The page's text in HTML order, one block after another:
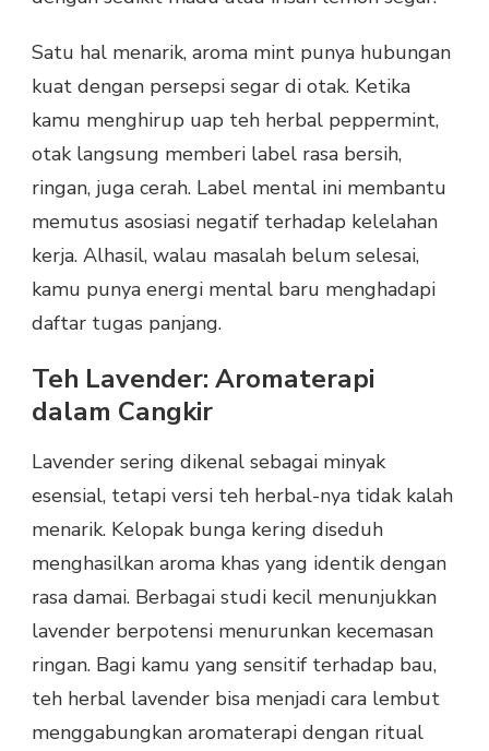
Satu hal menarik, aroma mint punya hubungan
kuat dengan persepsi segar di otak. Ketika
kamu menghirup uap teh herbal peppermint,
otak langsung memberi label rasa bersih,
ringan, juga cerah. Label mental ini membantu
memutus asosiasi negatif terhadap kelelahan
kerja. Alhasil, walau masalah belum selesai,
kamu punya energi mental baru menghadapi
daftar tugas panjang.
Teh Lavender: Aromaterapi
dalam Cangkir
Lavender sering dikenal sebagai minyak
esensial, tetapi versi teh herbal-nya tidak kalah
menarik. Kelopak bunga kering diseduh
menghasilkan aroma khas yang identik dengan
rasa damai. Berbagai studi kecil menunjukkan
lavender berpotensi menurunkan kecemasan
ringan. Bagi kamu yang sensitif terhadap bau,
teh herbal lavender bisa menjadi cara lembut
menggabungkan aromaterapi dengan ritual